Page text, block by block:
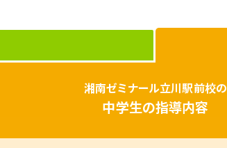
湘南ゼミナール立川駅前校の
中学生の指導内容